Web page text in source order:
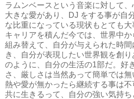
ラムンベースという音楽に対して
大きな愛があり、DJ をする事が自
な比重になっている現状もとても
キャリアを積んだ今では、世界中
組み替えて、自分が与えられた時
き、自分が表現したい世界観を創
のように、自分の生活の1部だ。好
さ、厳しさは当然あって簡単では
熱や愛が無かったら継続する事は
共に生きるって、自分の強い気持